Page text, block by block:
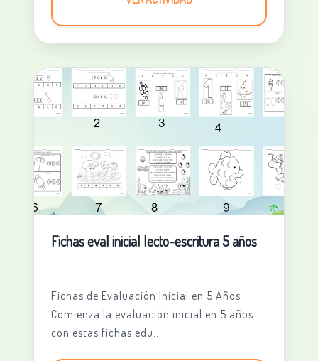
Fichas eval inicial lecto-escritura 5 años
Fichas de Evaluación Inicial en 5 Años
Comienza la evaluación inicial en 5 años
con estas fichas edu...